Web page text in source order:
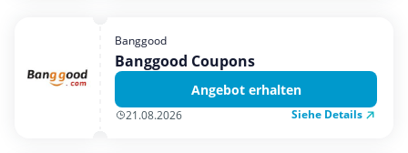
Banggood
Banggood Coupons
Angebot erhalten
21.08.2026 Siehe Details